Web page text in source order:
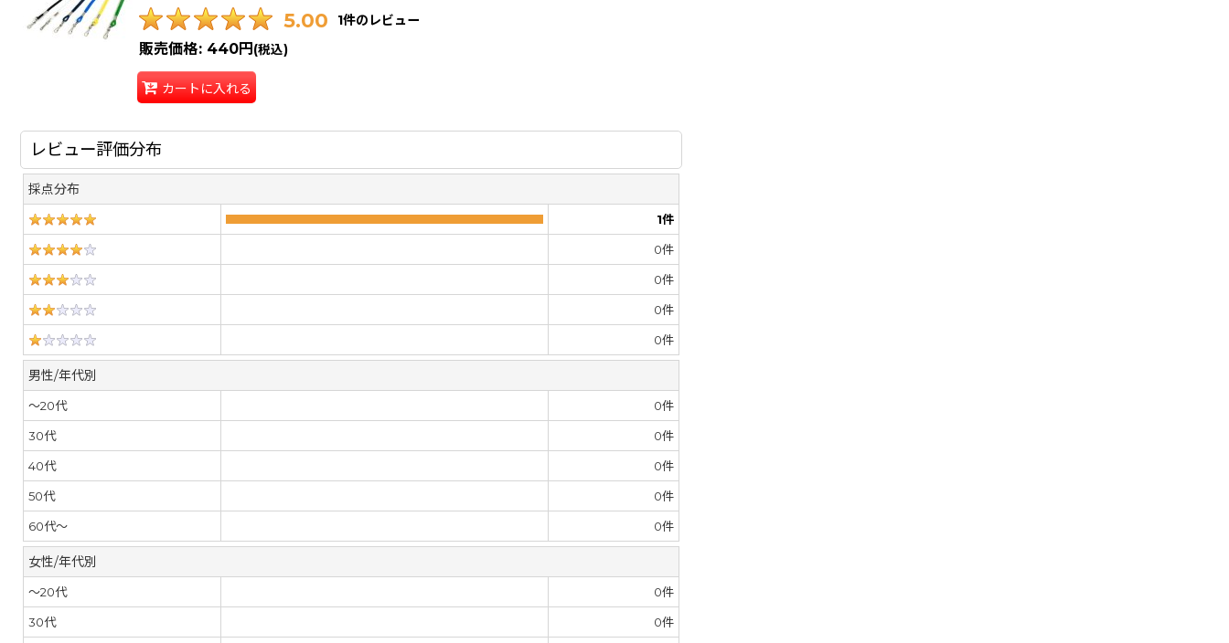
5.00 1件のレビュー
販売価格: 440円 (税込)
カートに入れる
レビュー評価分布
採点分布
1件
0件
0件
0件
0件
男性/年代別
～20代 0件
30代 0件
40代 0件
50代 0件
60代～ 0件
女性/年代別
～20代 0件
30代 0件